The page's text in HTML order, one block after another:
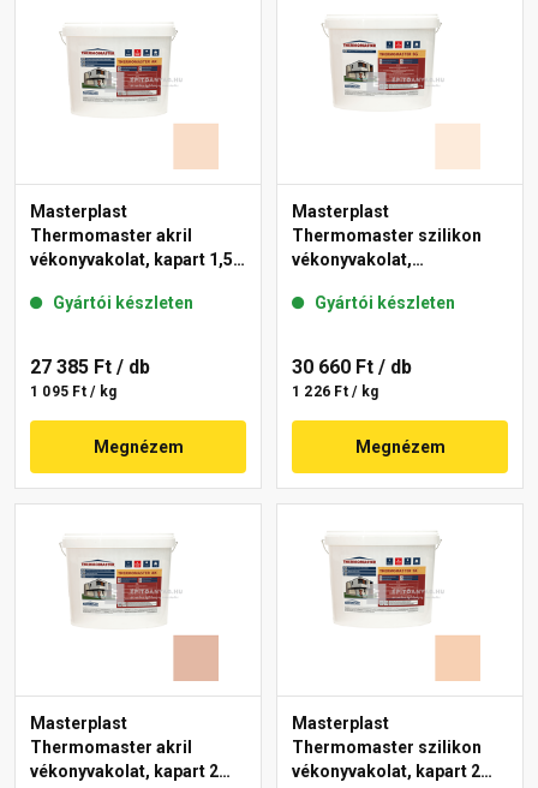
Masterplast
Thermomaster akril
vékonyvakolat, kapart 1,5
Gyártói készleten
27 385 Ft / db
1 095 Ft / kg
Megnézem
Masterplast
Thermomaster szilikon
vékonyvakolat,
04-F 25 kg
Gyártói készleten
30 660 Ft / db
1 226 Ft / kg
Megnézem
Masterplast
Thermomaster akril
vékonyvakolat, kapart 2
Masterplast
Thermomaster szilikon
vékonyvakolat, kapart 2